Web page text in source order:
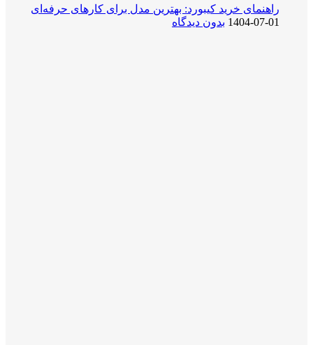
راهنمای خرید کیبورد: بهترین مدل برای کارهای حرفه‌ای
1404-07-01 بدون دیدگاه